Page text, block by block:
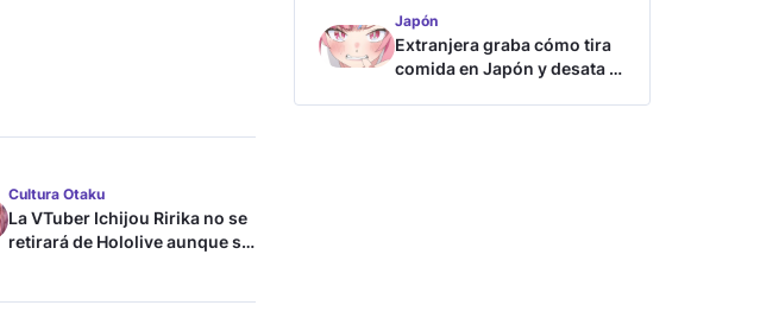
Cultura Otaku
La VTuber Ichijou Ririka no se
retirará de Hololive aunque se
Japón
Extranjera graba cómo tira
comida en Japón y desata la